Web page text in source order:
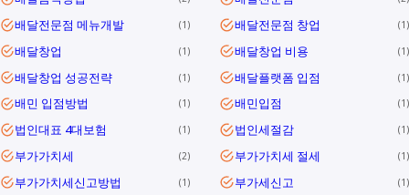
배달전문점 메뉴개발 1 배달전문점 창업 1
배달창업 1 배달창업 비용 1
배달창업 성공전략 1 배달플랫폼 입점 1
배민 입점방법 1 배민입점 1
법인대표 4대보험 1 법인세절감 1
부가가치세 2 부가가치세 절세 1
부가가치세신고방법 1 부가세신고 1